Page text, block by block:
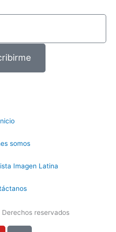
somos
Imagen Latina
reservados